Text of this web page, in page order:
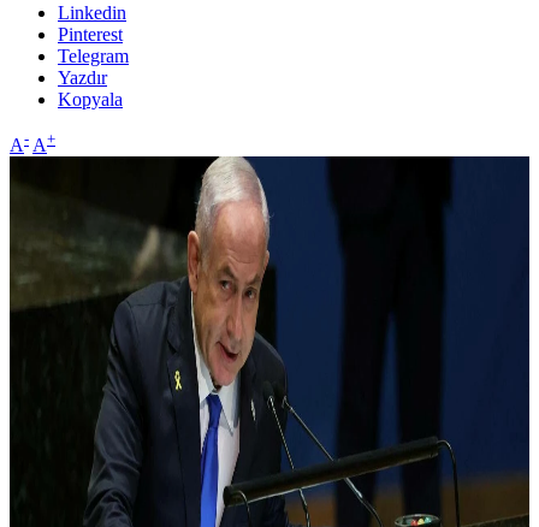
Linkedin
Pinterest
Telegram
Yazdır
Kopyala
A- A+